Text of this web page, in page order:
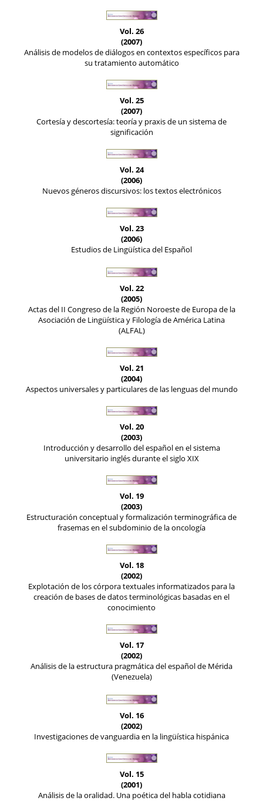
Vol. 26
(2007)
Análisis de modelos de diálogos en contextos específicos para
su tratamiento automático
Vol. 25
(2007)
Cortesía y descortesía: teoría y praxis de un sistema de
significación
Vol. 24
(2006)
Nuevos géneros discursivos: los textos electrónicos
Vol. 23
(2006)
Estudios de Lingüística del Español
Vol. 22
(2005)
Actas del II Congreso de la Región Noroeste de Europa de la
Asociación de Lingüística y Filología de América Latina
(ALFAL)
Vol. 21
(2004)
Aspectos universales y particulares de las lenguas del mundo
Vol. 20
(2003)
Introducción y desarrollo del español en el sistema
universitario inglés durante el siglo XIX
Vol. 19
(2003)
Estructuración conceptual y formalización terminográfica de
frasemas en el subdominio de la oncología
Vol. 18
(2002)
Explotación de los córpora textuales informatizados para la
creación de bases de datos terminológicas basadas en el
conocimiento
Vol. 17
(2002)
Análisis de la estructura pragmática del español de Mérida
(Venezuela)
Vol. 16
(2002)
Investigaciones de vanguardia en la lingüística hispánica
Vol. 15
(2001)
Análisis de la oralidad. Una poética del habla cotidiana